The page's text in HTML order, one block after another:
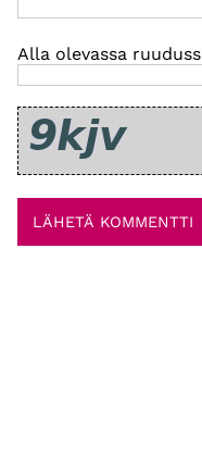
Alla olevassa